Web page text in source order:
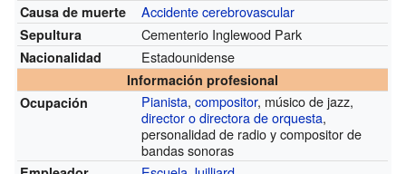
Causa de muerte Accidente cerebrovascular
Sepultura Cementerio Inglewood Park
Nacionalidad Estadounidense
Información profesional
Ocupación
Pianista,compositor, músico de jazz,
director o directora de orquesta,
personalidad de radio y compositor de
bandas sonoras